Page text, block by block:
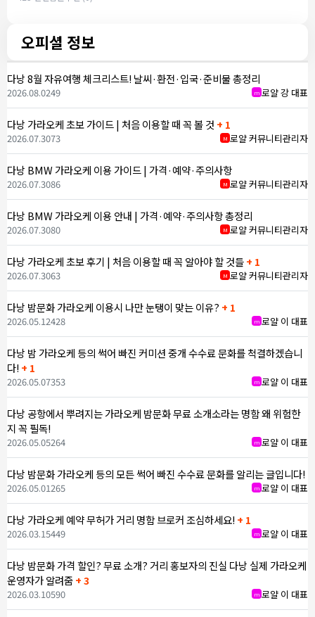
오피셜 정보
다낭 8월 자유여행 체크리스트! 날씨·환전·입국·준비물 총정리
m 로얄 강 대표
2026.08.0249
다낭 가라오케 초보 가이드 | 처음 이용할 때 꼭 볼 것 + 1
M 로얄 커뮤니티관리자
2026.07.3073
다낭 BMW 가라오케 이용 가이드 | 가격·예약·주의사항
M 로얄 커뮤니티관리자
2026.07.3086
다낭 BMW 가라오케 이용 안내 | 가격·예약·주의사항 총정리
M 로얄 커뮤니티관리자
2026.07.3080
다낭 가라오케 초보 후기 | 처음 이용할 때 꼭 알아야 할 것들+ 1
M 로얄 커뮤니티관리자
2026.07.3063
다낭 밤문화 가라오케 이용시 나만 눈탱이 맞는 이유? + 1
m 로얄 이 대표
2026.05.12428
다낭 밤 가라오케 등의 썩어 빠진 커미션 중개 수수료 문화를 척결하겠습니
다! + 1
m 로얄 이 대표
2026.05.07353
다낭 공항에서 뿌려지는 가라오케 밤문화 무료 소개소라는 명함 왜 위험한
지 꼭 필독!
m 로얄 이 대표
2026.05.05264
다낭 밤문화 가라오케 등의 모든 썩어 빠진 수수료 문화를 알리는 글입니다!
m 로얄 이 대표
2026.05.01265
다낭 가라오케 예약 무허가 거리 명함 브로커 조심하세요! + 1
m 로얄 이 대표
2026.03.15449
다낭 밤문화 가격 할인? 무료 소개? 거리 홍보자의 진실 다낭 실제 가라오케
운영자가 알려줌+ 3
m 로얄 이 대표
2026.03.10590